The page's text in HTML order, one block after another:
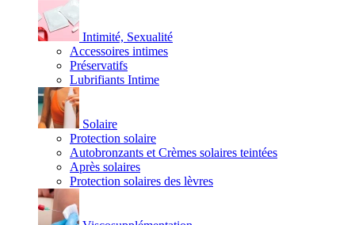
Intimité, Sexualité
Accessoires intimes
Préservatifs
Lubrifiants Intime
Solaire
Protection solaire
Autobronzants et Crèmes solaires teintées
Après solaires
Protection solaires des lèvres